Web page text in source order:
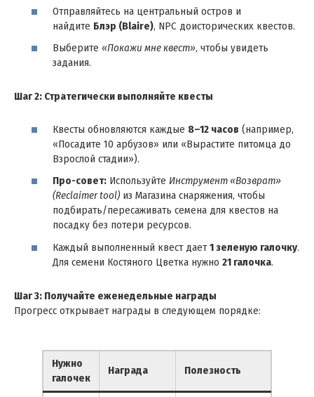
Отправляйтесь на центральный остров и
найдите Блэр (Blaire), NPC доисторических квестов.
Выберите «Покажи мне квест», чтобы увидеть
задания.
Шаг 2: Стратегически выполняйте квесты
Квесты обновляются каждые 8–12 часов (например,
«Посадите 10 арбузов» или «Вырастите питомца до
Взрослой стадии»).
Про-совет: Используйте Инструмент «Возврат»
(Reclaimer tool) из Магазина снаряжения, чтобы
подбирать/пересаживать семена для квестов на
посадку без потери ресурсов.
Каждый выполненный квест дает1 зеленую галочку.
Для семени Костяного Цветка нужно 21 галочка.
Шаг 3: Получайте еженедельные награды
Прогресс открывает награды в следующем порядке:
Нужно
галочек
Награда Полезность